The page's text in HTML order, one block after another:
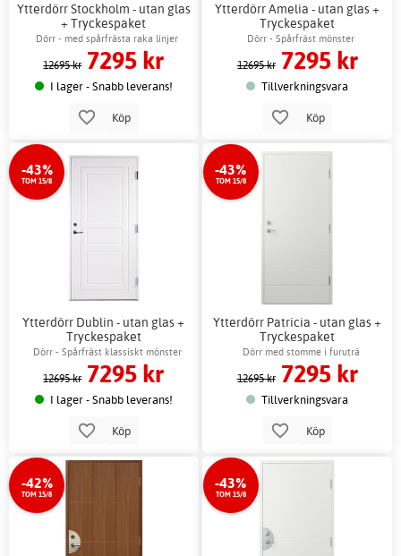
Ytterdörr Stockholm - utan glas
+ Tryckespaket
Dörr - med spårfrästa raka linjer
12695 kr 7295 kr
I lager - Snabb leverans!
Köp
Ytterdörr Amelia - utan glas +
Tryckespaket
Dörr - Spårfräst mönster
12695 kr 7295 kr
Tillverkningsvara
Köp
-43%
TOM 15/8
Ytterdörr Dublin - utan glas +
Tryckespaket
Dörr - Spårfräst klassiskt mönster
12695 kr 7295 kr
I lager - Snabb leverans!
Köp
-43%
TOM 15/8
Ytterdörr Patricia - utan glas +
Tryckespaket
Dörr med stomme i furuträ
12695 kr 7295 kr
Tillverkningsvara
Köp
-42%
TOM 15/8
-43%
TOM 15/8